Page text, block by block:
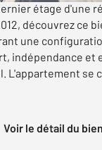
étage d'une
découvrez ce
une
indépendance et
L'appartement se
Voir le détail du bien